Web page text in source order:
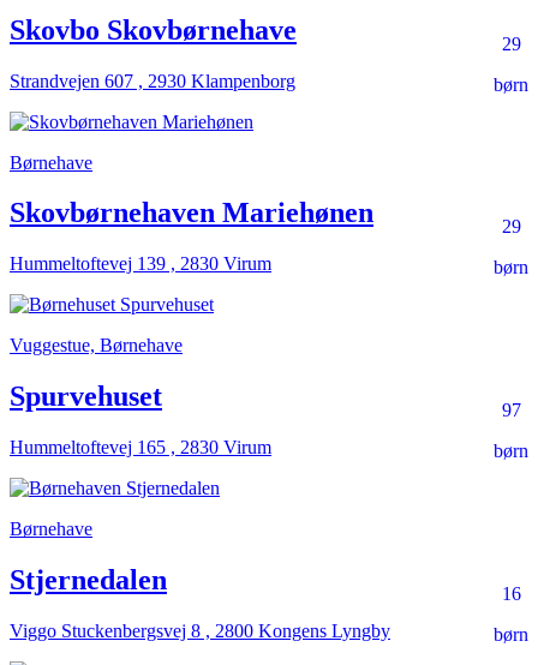
29
børn
Skovbo Skovbørnehave
Strandvejen 607 , 2930 Klampenborg
Børnehave
29
børn
Skovbørnehaven Mariehønen
Hummeltoftevej 139 , 2830 Virum
Vuggestue, Børnehave
97
børn
Spurvehuset
Hummeltoftevej 165 , 2830 Virum
Børnehave
16
børn
Stjernedalen
Viggo Stuckenbergsvej 8 , 2800 Kongens Lyngby